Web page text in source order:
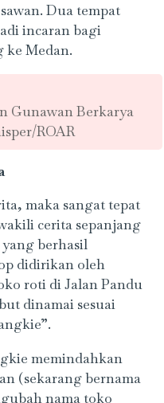
Dua tempat
incaran bagi
ke Medan.
Gunawan Berkarya
ROAR
maka sangat tepat
cerita sepanjang
berhasil
didirikan oleh
roti di Jalan Pandu
dinamai sesuai
memindahkan
(sekarang bernama
nama toko